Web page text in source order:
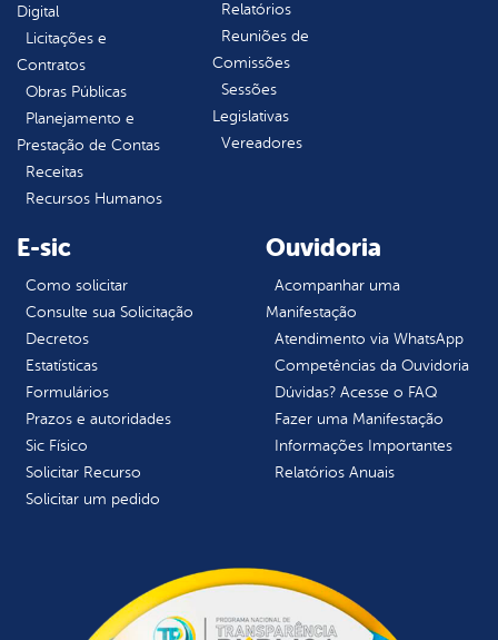
Digital
Licitações e
Contratos
Obras Públicas
Planejamento e
Prestação de Contas
Receitas
Recursos Humanos
Relatórios
Reuniões de
Comissões
Sessões
Legislativas
Vereadores
E-sic
Como solicitar
Consulte sua Solicitação
Decretos
Estatísticas
Formulários
Prazos e autoridades
Sic Físico
Solicitar Recurso
Solicitar um pedido
Ouvidoria
Acompanhar uma
Manifestação
Atendimento via WhatsApp
Competências da Ouvidoria
Dúvidas? Acesse o FAQ
Fazer uma Manifestação
Informações Importantes
Relatórios Anuais